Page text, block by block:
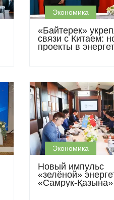
Экономика
«Байтерек»
связи с Китаем:
проекты в
Экономика
Новый импульс
«зелёной»
«Самрук-